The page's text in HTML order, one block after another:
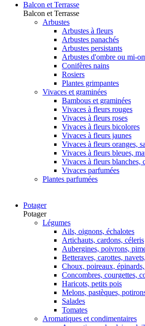
Balcon et Terrasse
Balcon et Terrasse
Arbustes
Arbustes à fleurs
Arbustes panachés
Arbustes persistants
Arbustes d'ombre ou mi-
Conifères nains
Rosiers
Plantes grimpantes
Vivaces et graminées
Bambous et graminées
Vivaces à fleurs rouges
Vivaces à fleurs roses
Vivaces à fleurs bicolores
Vivaces à fleurs jaunes
Vivaces à fleurs oranges,
Vivaces à fleurs bleues,
Vivaces à fleurs blanches,
Vivaces parfumées
Plantes parfumées
Potager
Potager
Légumes
Ails, oignons, échalotes
Artichauts, cardons, céleris
Aubergines, poivrons,
Betteraves, carottes,
Choux, poireaux,
Concombres, courgettes,
Haricots, petits pois
Melons, pastèques,
Salades
Tomates
Aromatiques et condimentaires